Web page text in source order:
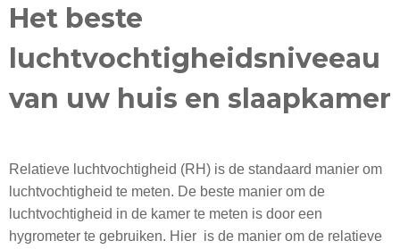
Het beste
luchtvochtigheidsniveeau
van uw huis en slaapkamer
Relatieve luchtvochtigheid (RH) is de standaard manier om
luchtvochtigheid te meten. De beste manier om de
luchtvochtigheid in de kamer te meten is door een
hygrometer te gebruiken. Hier is de manier om de relatieve